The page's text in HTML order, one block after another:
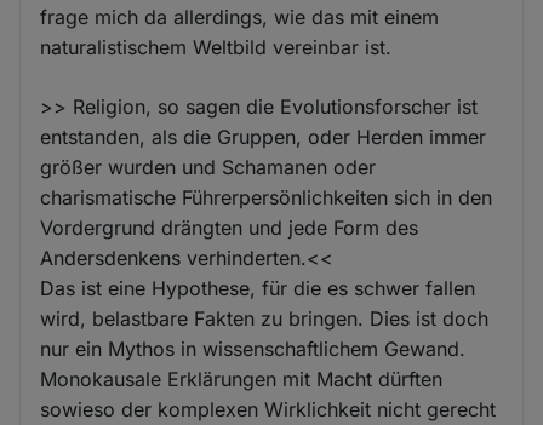
frage mich da allerdings, wie das mit einem
naturalistischem Weltbild vereinbar ist.
>> Religion, so sagen die Evolutionsforscher ist
entstanden, als die Gruppen, oder Herden immer
größer wurden und Schamanen oder
charismatische Führerpersönlichkeiten sich in den
Vordergrund drängten und jede Form des
Andersdenkens verhinderten.<<
Das ist eine Hypothese, für die es schwer fallen
wird, belastbare Fakten zu bringen. Dies ist doch
nur ein Mythos in wissenschaftlichem Gewand.
Monokausale Erklärungen mit Macht dürften
sowieso der komplexen Wirklichkeit nicht gerecht